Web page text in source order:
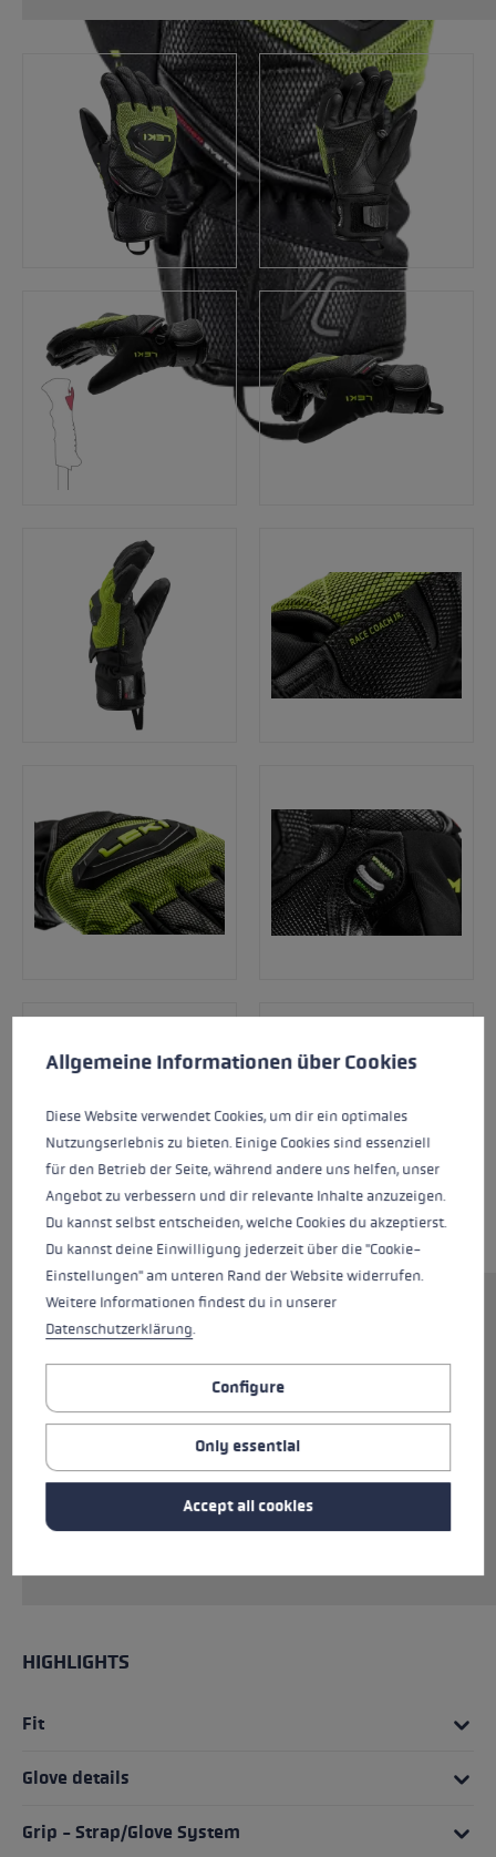
A Softshell glove for young alpine ski racers
leaving nothing to be desired. The Speed Panel
can be replied upon to protect the back of your
hand. The palm, made from 100% goatskin, is
non-slip yet tough at the same time. This
sporty glove manufactured with practical
Thinsulate™ and Hyperloft insulation in
combination with a waterproof SOFT-TEX®
membrane means your hands stay warm and
HIGHLIGHTS
Fit
Glove details
Grip - Strap/Glove System
This website uses cookies to give you the best possible experience.
Allgemeine Informationen über Cookies
Diese Website verwendet Cookies, um dir ein optimales
Nutzungserlebnis zu bieten. Einige Cookies sind essenziell
für den Betrieb der Seite, während andere uns helfen, unser
Angebot zu verbessern und dir relevante Inhalte anzuzeigen.
Du kannst selbst entscheiden, welche Cookies du akzeptierst.
Du kannst deine Einwilligung jederzeit über die "Cookie-
Einstellungen" am unteren Rand der Website widerrufen.
Weitere Informationen findest du in unserer
Datenschutzerklärung.
Configure
Only essential
Accept all cookies